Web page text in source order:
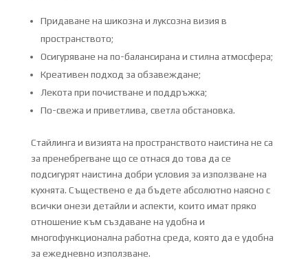
Придаване на шикозна и луксозна визия в
пространството;
Осигуряване на по-балансирана и стилна атмосфера;
Креативен подход за обзавеждане;
Лекота при почистване и поддръжка;
По-свежа и приветлива, светла обстановка.
Стайлинга и визията на пространството наистина не са
за пренебрегване що се отнася до това да се
подсигурят наистина добри условия за използване на
кухнята. Съществено е да бъдете абсолютно наясно с
всички онези детайли и аспекти, които имат пряко
отношение към създаване на удобна и
многофункционална работна среда, която да е удобна
за ежедневно използване.